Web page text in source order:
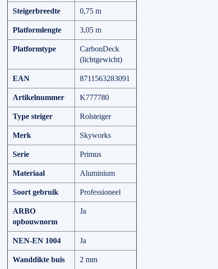
Steigerbreedte 0,75 m
Platformlengte 3,05 m
Platformtype
CarbonDeck
(lichtgewicht)
EAN 8711563283091
Artikelnummer K777780
Type steiger Rolsteiger
Merk Skyworks
Serie Primus
Materiaal Aluminium
Soort gebruik Professioneel
ARBO
opbouwnorm
Ja
NEN-EN 1004 Ja
Wanddikte buis 2 mm